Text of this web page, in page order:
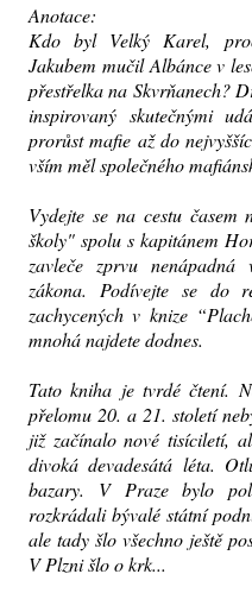
Anotace:
Kdo byl Velký Karel,
Jakubem mučil Albánce v
přestřelka na Skvrňanech?
inspirovaný skutečnými
prorůst mafie až do
vším měl společného
Vydejte se na cestu časem
školy" spolu s kapitánem
zavleče zprvu
zákona. Podívejte se do
zachycených v knize
mnohá najdete dodnes.
Tato kniha je tvrdé čtení.
přelomu 20. a 21. století
již začínalo nové tisíciletí,
divoká devadesátá léta.
bazary. V Praze bylo
rozkrádali bývalé státní
ale tady šlo všechno ještě
V Plzni šlo o krk...